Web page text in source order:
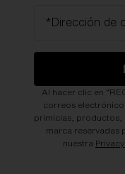
*Dirección de
Al hacer clic en
correos
primicias, productos,
marca reservadas
nuestra